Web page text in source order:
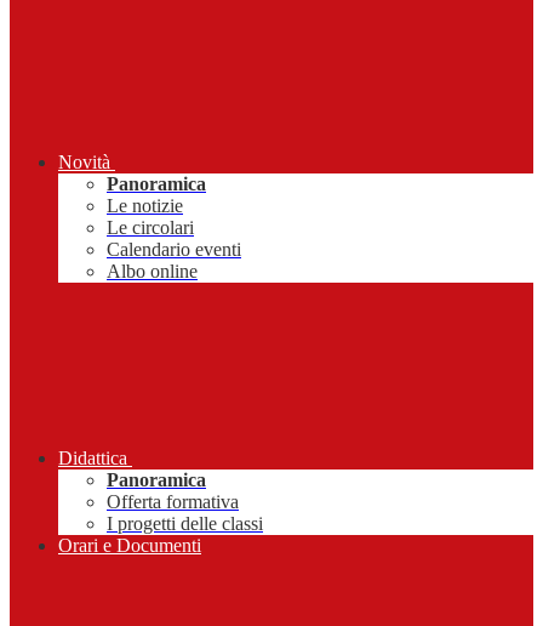
Novità
Panoramica
Le notizie
Le circolari
Calendario eventi
Albo online
Didattica
Panoramica
Offerta formativa
I progetti delle classi
Orari e Documenti